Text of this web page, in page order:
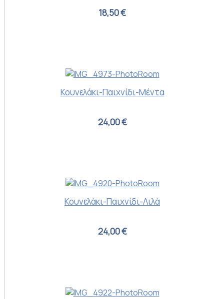
18,50 €
Κουνελάκι-Παιχνίδι-Μέντα
24,00 €
Κουνελάκι-Παιχνίδι-Λιλά
24,00 €